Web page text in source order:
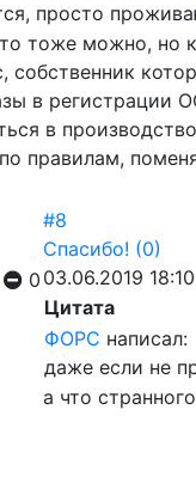
просто
тоже можно, но
в регистрации
в
правилам,
0
#8
Спасибо! (0)
03.06.2019
Цитата
ФОРС написал:
даже если не
а что